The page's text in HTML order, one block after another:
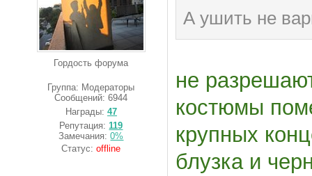
Гордость форума
Группа: Модераторы
Сообщений:6944
Награды: 47
Репутация:119
Замечания:0%
Статус:offline
А ушить не
не
костюмы
крупных
блузка и